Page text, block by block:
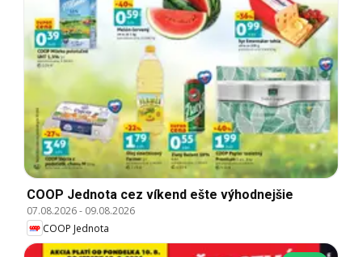
COOP Jednota cez víkend ešte výhodnejšie
07.08.2026- 09.08.2026
COOP Jednota